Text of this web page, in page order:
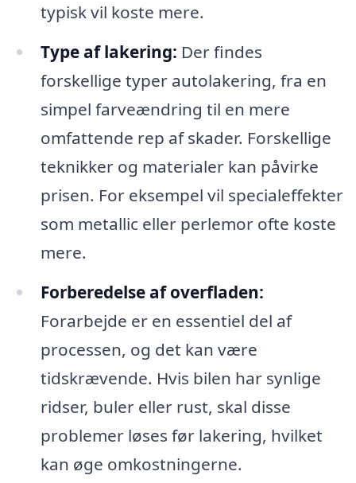
typisk vil koste mere.
Type af lakering: Der findes
forskellige typer autolakering, fra en
simpel farveændring til en mere
omfattende rep af skader. Forskellige
teknikker og materialer kan påvirke
prisen. For eksempel vil specialeffekter
som metallic eller perlemor ofte koste
mere.
Forberedelse af overfladen:
Forarbejde er en essentiel del af
processen, og det kan være
tidskrævende. Hvis bilen har synlige
ridser, buler eller rust, skal disse
problemer løses før lakering, hvilket
kan øge omkostningerne.